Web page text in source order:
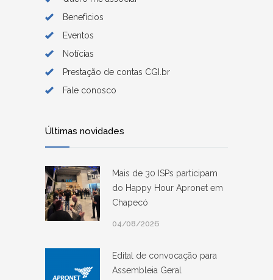
Benefícios
Eventos
Notícias
Prestação de contas CGI.br
Fale conosco
Últimas novidades
Mais de 30 ISPs participam
do Happy Hour Apronet em
Chapecó
04/08/2026
Edital de convocação para
Assembleia Geral